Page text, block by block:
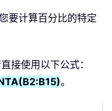
要计算百分比的特定
接使用以下公式：
。